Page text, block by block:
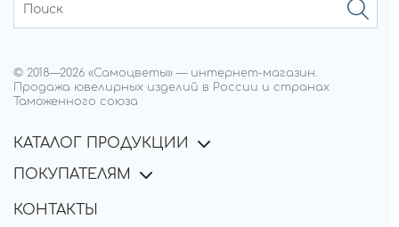
© 2018—2026 «Самоцветы» — интернет-магазин.
Продажа ювелирных изделий в России и странах
Таможенного союза
КАТАЛОГ ПРОДУКЦИИ
ПОКУПАТЕЛЯМ
КОНТАКТЫ